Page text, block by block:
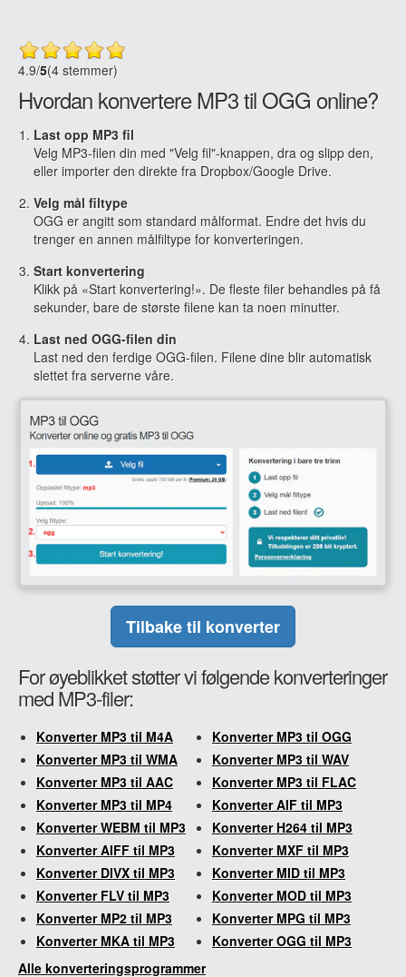
4.9/5(4 stemmer)
Hvordan konvertere MP3 til OGG online?
Last opp MP3 fil
Velg MP3-filen din med "Velg fil"-knappen, dra og slipp den,
eller importer den direkte fra Dropbox/Google Drive.
Velg mål filtype
OGG er angitt som standard målformat. Endre det hvis du
trenger en annen målfiltype for konverteringen.
Start konvertering
Klikk på «Start konvertering!». De fleste filer behandles på få
sekunder, bare de største filene kan ta noen minutter.
Last ned OGG-filen din
Last ned den ferdige OGG-filen. Filene dine blir automatisk
slettet fra serverne våre.
Tilbake til konverter
For øyeblikket støtter vi følgende konverteringer
med MP3-filer:
Konverter MP3 til M4A
Konverter MP3 til OGG
Konverter MP3 til WMA
Konverter MP3 til WAV
Konverter MP3 til AAC
Konverter MP3 til FLAC
Konverter MP3 til MP4
Konverter AIF til MP3
Konverter WEBM til MP3
Konverter H264 til MP3
Konverter AIFF til MP3
Konverter MXF til MP3
Konverter DIVX til MP3
Konverter MID til MP3
Konverter FLV til MP3
Konverter MOD til MP3
Konverter MP2 til MP3
Konverter MPG til MP3
Konverter MKA til MP3
Konverter OGG til MP3
Alle konverteringsprogrammer